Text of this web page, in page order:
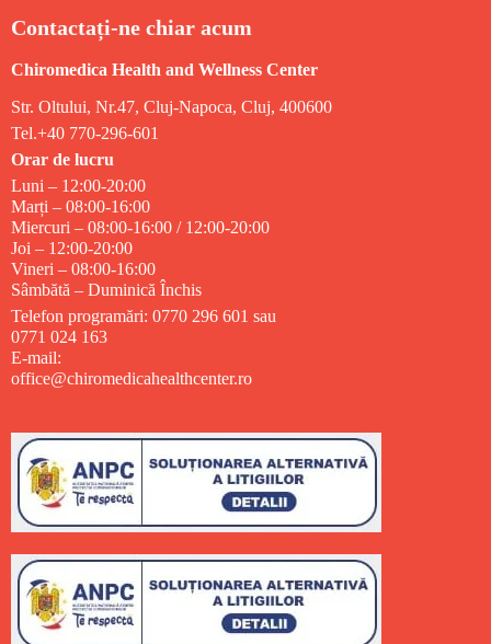
Contactați-ne chiar acum
Chiromedica Health and Wellness Center
Str. Oltului, Nr.47, Cluj-Napoca, Cluj, 400600
Tel.+40 770-296-601
Orar de lucru
Luni – 12:00-20:00
Marți – 08:00-16:00
Miercuri – 08:00-16:00 / 12:00-20:00
Joi – 12:00-20:00
Vineri – 08:00-16:00
Sâmbătă – Duminică Închis
Telefon programări: 0770 296 601 sau
0771 024 163
E-mail:
office@chiromedicahealthcenter.ro